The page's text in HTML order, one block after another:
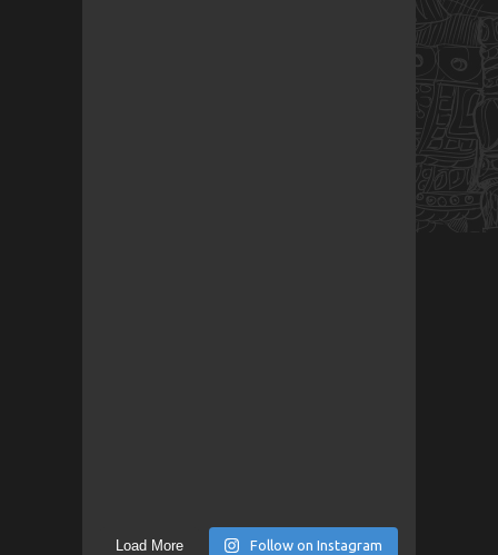
Load More Follow on Instagram